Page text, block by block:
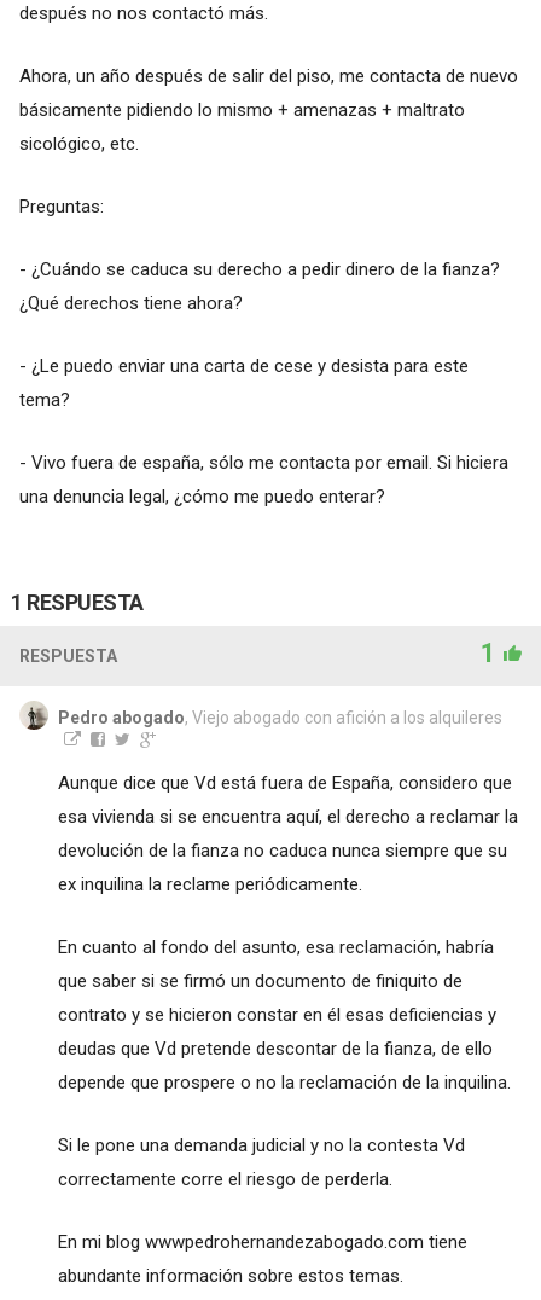
después no nos contactó más.
Ahora, un año después de salir del piso, me contacta de nuevo
básicamente pidiendo lo mismo + amenazas + maltrato
sicológico, etc.
Preguntas:
- ¿Cuándo se caduca su derecho a pedir dinero de la fianza?
¿Qué derechos tiene ahora?
- ¿Le puedo enviar una carta de cese y desista para este
tema?
- Vivo fuera de españa, sólo me contacta por email. Si hiciera
una denuncia legal, ¿cómo me puedo enterar?
1 RESPUESTA
RESPUESTA 1
Pedro abogado, Viejo abogado con afición a los alquileres
Aunque dice que Vd está fuera de España, considero que
esa vivienda si se encuentra aquí, el derecho a reclamar la
devolución de la fianza no caduca nunca siempre que su
ex inquilina la reclame periódicamente.
En cuanto al fondo del asunto, esa reclamación, habría
que saber si se firmó un documento de finiquito de
contrato y se hicieron constar en él esas deficiencias y
deudas que Vd pretende descontar de la fianza, de ello
depende que prospere o no la reclamación de la inquilina.
Si le pone una demanda judicial y no la contesta Vd
correctamente corre el riesgo de perderla.
En mi blog wwwpedrohernandezabogado.com tiene
abundante información sobre estos temas.